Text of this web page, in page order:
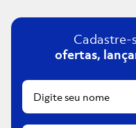
Cadastre-
ofertas,